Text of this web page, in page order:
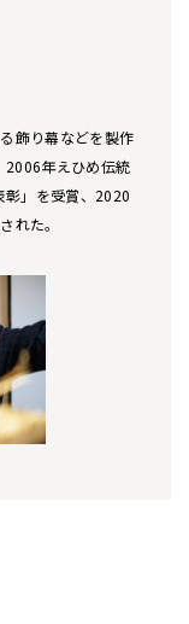
飾り幕などを製作
2006年えひめ伝統
彰」を受賞、2020
れた。